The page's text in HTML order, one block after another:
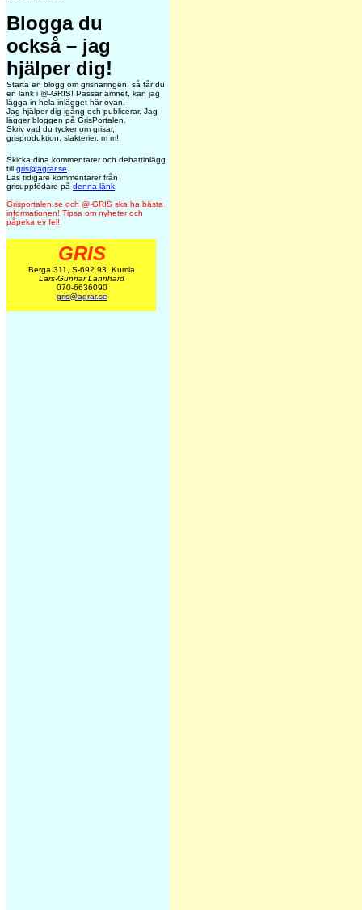
Blogga du
också – jag
hjälper dig!
Starta en blogg om grisnäringen, så får du
en länk i @-GRIS! Passar ämnet, kan jag
lägga in hela inlägget här ovan.
Jag hjälper dig igång och publicerar. Jag
lägger bloggen på GrisPortalen.
Skriv vad du tycker om grisar,
grisproduktion, slakterier, m m!
Skicka dina kommentarer och debattinlägg
till gris@agrar.se
Läs tidigare kommentarer från
grisuppfödare på denna länk
Grisportalen.se och @-GRIS ska ha bästa
informationen! Tipsa om nyheter och
påpeka ev fel!
GRIS
Berga 311, S-692 93. Kumla
Lars-Gunnar Lannhard
070-6636090
gris@agrar.se